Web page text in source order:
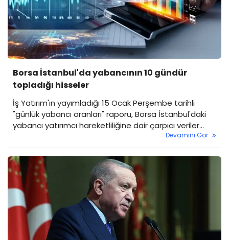
Borsa İstanbul'da yabancının 10 gündür
topladığı hisseler
İş Yatırım'ın yayımladığı 15 Ocak Perşembe tarihli
"günlük yabancı oranları" raporu, Borsa İstanbul'daki
yabancı yatırımcı hareketliliğine dair çarpıcı veriler
ortaya koydu. Borsada genel yabancı payı düşüş
gösterirken, bazı hisselerdeki istikrarlı alım serisi dikkat
çekti.
Devamını Gör